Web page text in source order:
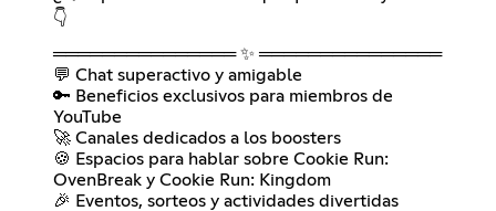
👇
═══════════════ ✨ ═══════════════
💬 Chat superactivo y amigable
🔑 Beneficios exclusivos para miembros de
YouTube
🚀 Canales dedicados a los boosters
🍪 Espacios para hablar sobre Cookie Run:
OvenBreak y Cookie Run: Kingdom
🎉 Eventos, sorteos y actividades divertidas